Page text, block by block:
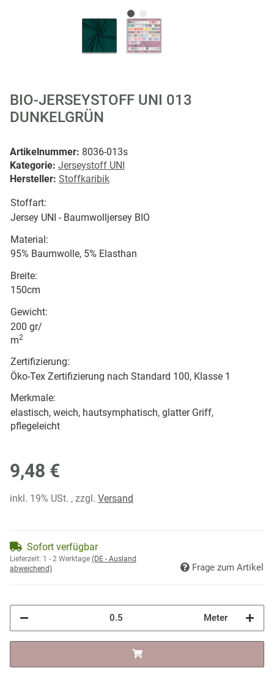
BIO-JERSEYSTOFF UNI 013
DUNKELGRÜN
Artikelnummer: 8036-013s
Kategorie: Jerseystoff UNI
Hersteller: Stoffkaribik
Stoffart:
Jersey UNI - Baumwolljersey BIO
Material:
95% Baumwolle, 5% Elasthan
Breite:
150cm
Gewicht:
200 gr/
m2
Zertifizierung:
Öko-Tex Zertifizierung nach Standard 100, Klasse 1
Merkmale:
elastisch, weich, hautsymphatisch, glatter Griff,
pflegeleicht
9,48 €
inkl. 19% USt. , zzgl. Versand
Sofort verfügbar
Lieferzeit: 1 - 2 Werktage (DE - Ausland
abweichend)
Frage zum Artikel
Meter